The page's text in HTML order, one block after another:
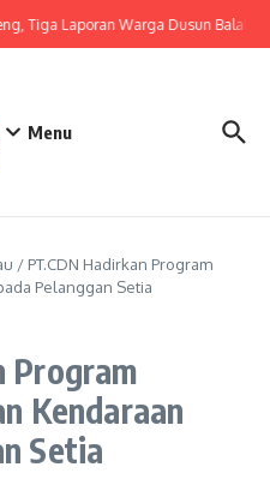
Tiga Laporan Warga Dusun Balaka
Menu
/ PT.CDN Hadirkan Program
Pelanggan Setia
Program
Kendaraan
Setia